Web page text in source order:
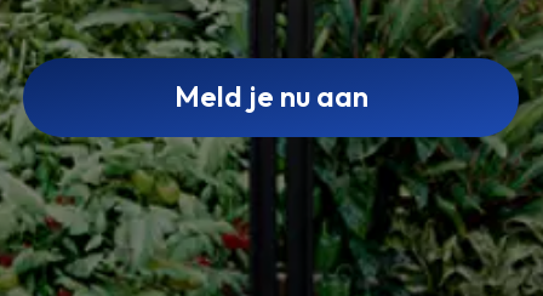
Meld je nu aan